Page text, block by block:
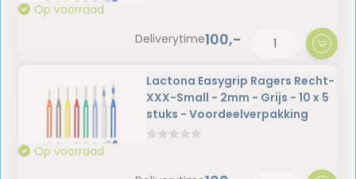
Op voorraad
Deliverytime100,-
Lactona Easygrip Ragers Recht-
XXX-Small - 2mm - Grijs - 10 x 5
stuks - Voordeelverpakking
Op voorraad